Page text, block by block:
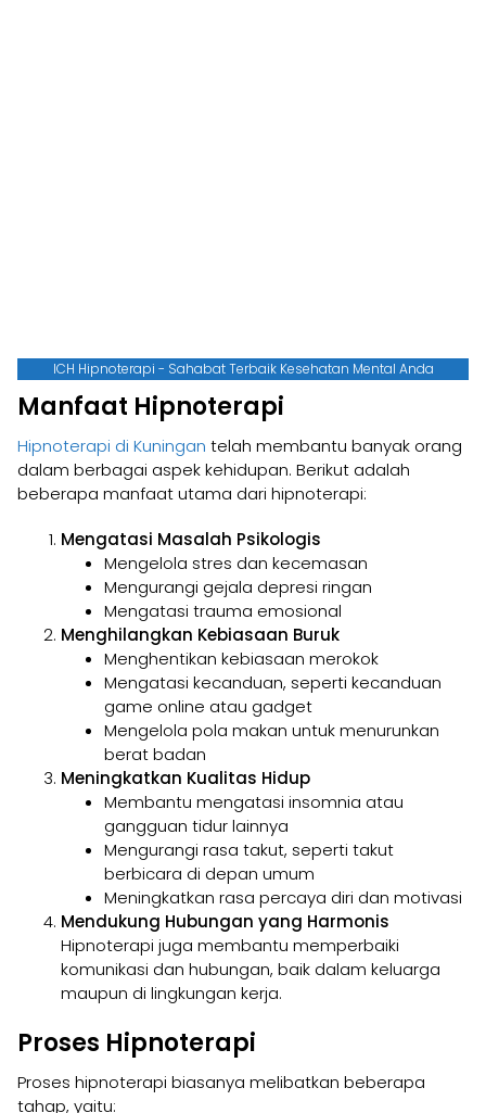
ICH Hipnoterapi - Sahabat Terbaik Kesehatan Mental Anda
Manfaat Hipnoterapi
Hipnoterapi di Kuningan telah membantu banyak orang
dalam berbagai aspek kehidupan. Berikut adalah
beberapa manfaat utama dari hipnoterapi:
Mengatasi Masalah Psikologis
Mengelola stres dan kecemasan
Mengurangi gejala depresi ringan
Mengatasi trauma emosional
Menghilangkan Kebiasaan Buruk
Menghentikan kebiasaan merokok
Mengatasi kecanduan, seperti kecanduan
game online atau gadget
Mengelola pola makan untuk menurunkan
berat badan
Meningkatkan Kualitas Hidup
Membantu mengatasi insomnia atau
gangguan tidur lainnya
Mengurangi rasa takut, seperti takut
berbicara di depan umum
Meningkatkan rasa percaya diri dan motivasi
Mendukung Hubungan yang Harmonis
Hipnoterapi juga membantu memperbaiki
komunikasi dan hubungan, baik dalam keluarga
maupun di lingkungan kerja.
Proses Hipnoterapi
Proses hipnoterapi biasanya melibatkan beberapa
tahap, yaitu: